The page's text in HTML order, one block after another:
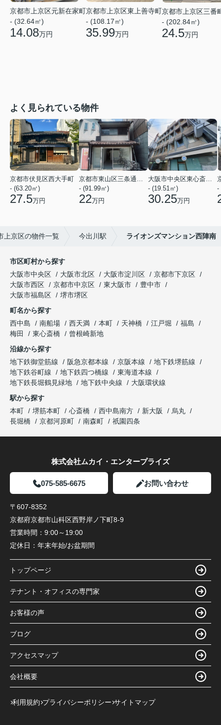
京都市上京区元新在家町
- (32.64㎡)
14.08万円
京都市上京区東上善寺町
- (108.17㎡)
35.99万円
京都市上京区三番
- (202.84㎡)
24.5万円
よく見られている物件
京都市伏見区西大手町
- (63.20㎡)
27.5万円
京都市東山区三条通北裏白川筋西入２丁目東姉小路町
- (91.99㎡)
22万円
大阪市中央区東心斎橋２丁目
- (19.51㎡)
30.25万円
-
上京区の物件一覧 今出川駅 ライオンズマンション西陣南
市区町村から探す
大阪市中央区
大阪市北区 大阪市淀川区
京都市下京区
大阪市西区
京都市中京区 東大阪市
豊中市
大阪市福島区
堺市堺区
町名から探す
西中島
南船場 西天満 本町 天神橋 江戸堀
福島
梅田
東心斎橋
曾根崎新地
沿線から探す
地下鉄御堂筋線
阪急京都本線 京阪本線
地下鉄堺筋線
地下鉄谷町線
地下鉄四つ橋線
東海道本線
地下鉄長堀鶴見緑地
地下鉄中央線
大阪環状線
駅から探す
本町
堺筋本町 心斎橋 西中島南方 新大阪
烏丸
長堀橋
京都河原町 南森町 祇園四条
株式会社ムカイ・エンタープライズ
075-585-6675 お問い合わせ
〒607-8352
京都府京都市山科区西野岸ノ下町8-9
営業時間： 9:00～19:00
定休日： 年末年始/お盆期間
トップページ
テナント・オフィスの専門家
お客様の声
ブログ
アクセスマップ
会社概要
利用規約 プライバシーポリシー サイトマップ